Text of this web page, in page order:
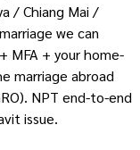
/ Chiang Mai /
we can
MFA + your home-
marriage abroad
NPT end-to-end
issue.